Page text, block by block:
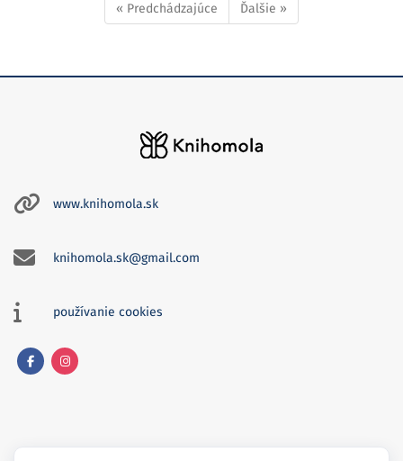
« Predchádzajúce Ďalšie »
www.knihomola.sk
knihomola.sk@gmail.com
používanie cookies